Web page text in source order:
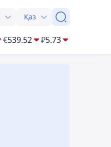
Қаз
€539.52 ₽5.73